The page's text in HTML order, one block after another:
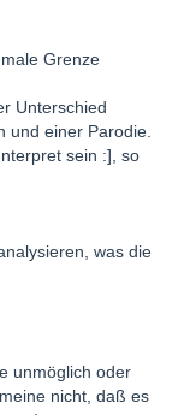
Grenze
Unterschied
und einer Parodie.
sein :], so
was die
unmöglich oder
nicht, daß es